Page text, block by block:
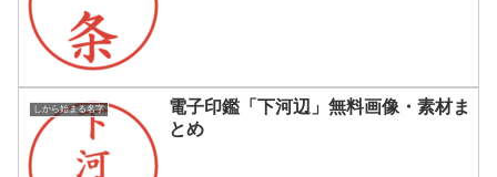
しから始まる名字
電子印鑑「下河辺」無料画像・素材ま
とめ